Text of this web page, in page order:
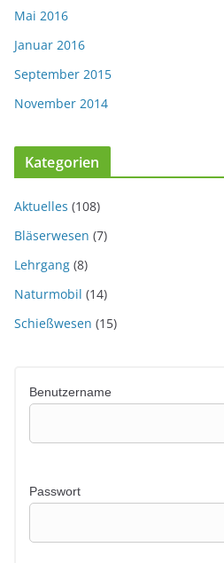
Mai 2016
Januar 2016
September 2015
November 2014
Kategorien
Aktuelles (108)
Bläserwesen (7)
Lehrgang (8)
Naturmobil (14)
Schießwesen (15)
Benutzername
Passwort